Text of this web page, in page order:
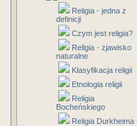
Religia - jedna z
definicji
Czym jest religia?
Religia - zjawisko
naturalne
Klasyfikacja religii
Etnologia religii
Religia
Bocheńskiego
Religia Durkheima